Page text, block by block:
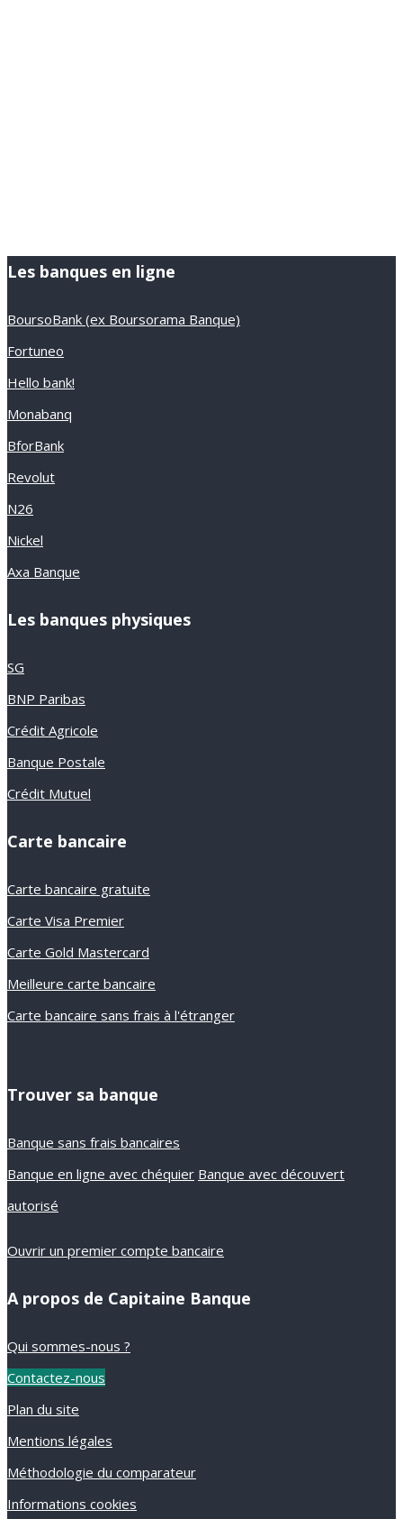
Les banques en ligne
BoursoBank (ex Boursorama Banque)
Fortuneo
Hello bank!
Monabanq
BforBank
Revolut
N26
Nickel
Axa Banque
Les banques physiques
SG
BNP Paribas
Crédit Agricole
Banque Postale
Crédit Mutuel
Carte bancaire
Carte bancaire gratuite
Carte Visa Premier
Carte Gold Mastercard
Meilleure carte bancaire
Carte bancaire sans frais à l'étranger
Trouver sa banque
Banque sans frais bancaires
Banque en ligne avec chéquier Banque avec découvert
autorisé
Ouvrir un premier compte bancaire
A propos de Capitaine Banque
Qui sommes-nous ?
Contactez-nous
Plan du site
Mentions légales
Méthodologie du comparateur
Informations cookies